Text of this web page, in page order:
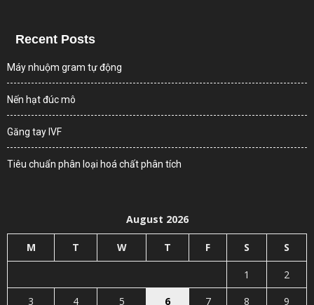
Recent Posts
Máy nhuộm gram tự động
Nến hạt đúc mô
Găng tay IVF
Tiêu chuẩn phân loại hoá chất phân tích
August 2026
M T W T F S S
1
2
3
4 5 6 7 8 9